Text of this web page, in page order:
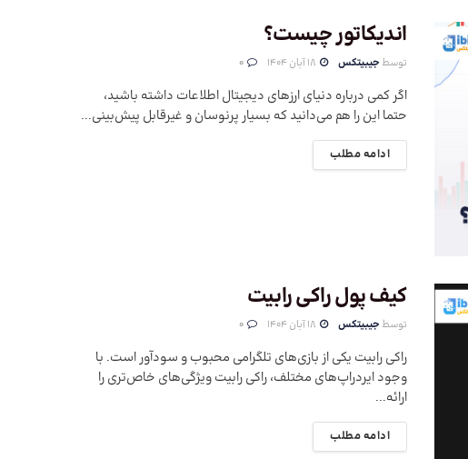
اندیکاتور چیست؟
توسط جیبیتکس
اگر کمی درباره دنیای ارزهای دیجیتال اطلاعات داشته باشید،
حتما این را هم می‌دانید که بسیار پرنوسان و غیرقابل پیش‌بینی...
ادامه مطلب
کیف پول راکی رابیت
توسط جیبیتکس
راکی رابیت یکی از بازی‌های تلگرامی محبوب و سودآور است. با
وجود ایردراپ‌های مختلف، راکی رابیت ویژگی‌های خاص‌تری را
ارائه...
ادامه مطلب